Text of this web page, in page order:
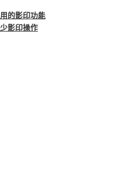
的影印功能
影印操作